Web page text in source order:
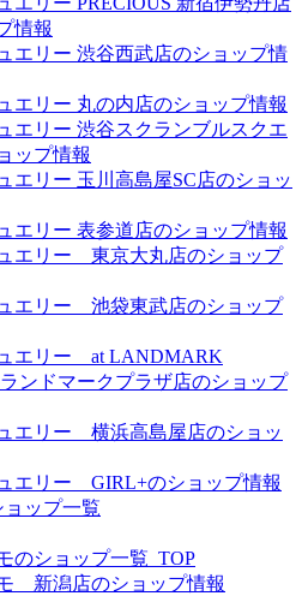
情報
エリー 渋谷西武店のショップ情
エリー 丸の内店のショップ情報
エリー 渋谷スクランブルスクエ
ップ情報
エリー 玉川高島屋SC店のショッ
エリー 表参道店のショップ情報
エリー 東京大丸店のショップ
エリー 池袋東武店のショップ
エリー at LANDMARK
ンドマークプラザ店のショップ
エリー 横浜高島屋店のショッ
エリー GIRL+のショップ情報
ップ一覧
のショップ一覧_TOP
新潟店のショップ情報